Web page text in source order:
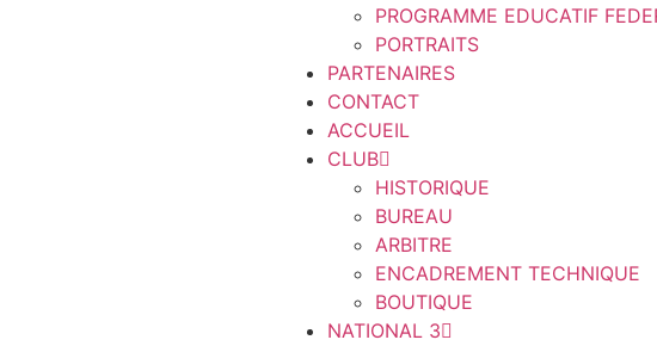
PROGRAMME EDUCATIF
PORTRAITS
PARTENAIRES
CONTACT
ACCUEIL
CLUB
HISTORIQUE
BUREAU
ARBITRE
ENCADREMENT TECHNIQUE
BOUTIQUE
NATIONAL 3